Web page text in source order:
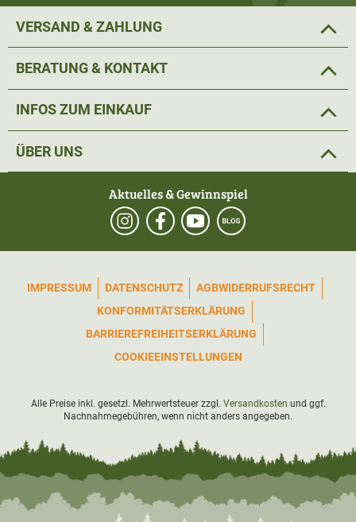
VERSAND & ZAHLUNG
BERATUNG & KONTAKT
INFOS ZUM EINKAUF
ÜBER UNS
Aktuelles & Gewinnspiel
IMPRESSUM DATENSCHUTZ AGBWIDERRUFSRECHT
KONFORMITÄTSERKLÄRUNG
BARRIEREFREIHEITSERKLÄRUNG
COOKIEEINSTELLUNGEN
Alle Preise inkl. gesetzl. Mehrwertsteuer zzgl. Versandkosten und ggf.
Nachnahmegebühren, wenn nicht anders angegeben.